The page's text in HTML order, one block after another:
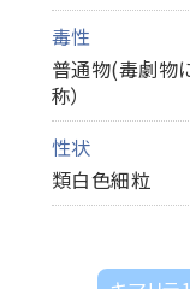
毒性
普通物(毒劇物
称）
性状
類白色細粒